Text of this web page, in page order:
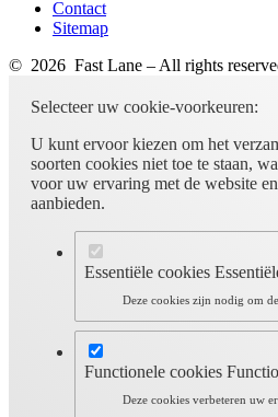
Contact
Sitemap
© 2026 Fast Lane – All rights
Selecteer uw cookie-voorkeuren:
U kunt ervoor kiezen om het
soorten cookies niet toe te staan,
voor uw ervaring met de website
aanbieden.
Essentiële cookies
Deze cookies zijn nodig om
Functionele cookies
Deze cookies verbeteren uw